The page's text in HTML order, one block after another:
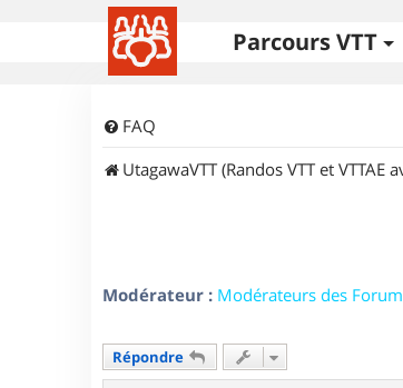
Parcours VTT
FAQ
UtagawaVTT (Randos VTT et VTTAE
Modérateur : Modérateurs des
Répondre